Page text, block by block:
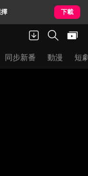
下載
同步新番 動漫 短